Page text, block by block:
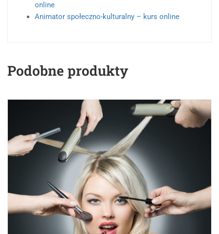
online
Animator społeczno-kulturalny – kurs online
Podobne produkty